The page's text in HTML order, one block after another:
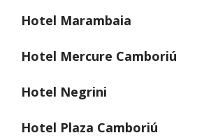
Hotel Marambaia
Hotel Mercure Camboriú
Hotel Negrini
Hotel Plaza Camboriú